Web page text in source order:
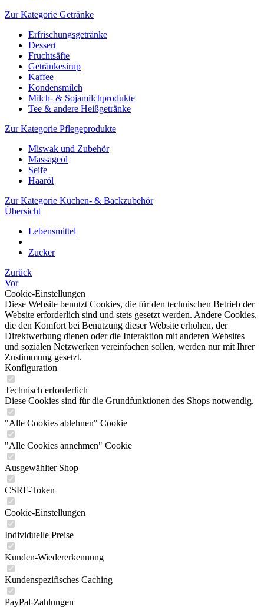
Zur Kategorie Getränke
Erfrischungsgetränke
Dessert
Fruchtsäfte
Getränkesirup
Kaffee
Kondensmilch
Milch- & Sojamilchprodukte
Tee & andere Heißgetränke
Zur Kategorie Pflegeprodukte
Miswak und Zubehör
Massageöl
Seife
Haaröl
Zur Kategorie Küchen- & Backzubehör
Übersicht
Lebensmittel
Zucker
Zurück
Vor
Cookie-Einstellungen
Diese Website benutzt Cookies, die für den technischen Betrieb der
Website erforderlich sind und stets gesetzt werden. Andere Cookies,
die den Komfort bei Benutzung dieser Website erhöhen, der
Direktwerbung dienen oder die Interaktion mit anderen Websites
und sozialen Netzwerken vereinfachen sollen, werden nur mit Ihrer
Zustimmung gesetzt.
Konfiguration
Technisch erforderlich
Diese Cookies sind für die Grundfunktionen des Shops notwendig.
"Alle Cookies ablehnen" Cookie
"Alle Cookies annehmen" Cookie
Ausgewählter Shop
CSRF-Token
Cookie-Einstellungen
Individuelle Preise
Kunden-Wiedererkennung
Kundenspezifisches Caching
PayPal-Zahlungen